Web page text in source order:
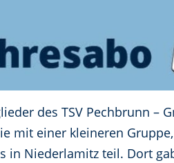
des TSV Pechbrunn –
mit einer kleineren
in Niederlamitz teil. Dort